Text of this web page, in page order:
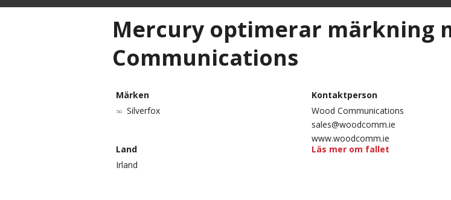
Mercury optimerar märkning
Communications
Märken
Silverfox
Kontaktperson
Wood Communications
sales@woodcomm.ie
www.woodcomm.ie
Land
Irland
Läs mer om fallet